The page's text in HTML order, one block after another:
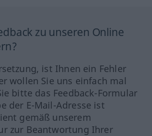
zu unseren Online
ist Ihnen ein Fehler
wollen Sie uns einfach mal
bitte das Feedback-Formular
der E-Mail-Adresse ist
gemäß unserem
zur Beantwortung Ihrer